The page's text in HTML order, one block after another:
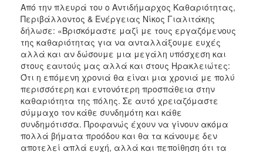
Από την πλευρά του ο Αντιδήμαρχος Καθαριότητας,
Περιβάλλοντος & Ενέργειας Νίκος Γιαλιτάκης
δήλωσε: «Βρισκόμαστε μαζί με τους εργαζόμενους
της καθαριότητας για να ανταλλάξουμε ευχές
αλλά και αν δώσουμε μια μεγάλη υπόσχεση και
στους εαυτούς μας αλλά και στους Ηρακλειώτες:
Ότι η επόμενη χρονιά θα είναι μια χρονιά με πολύ
περισσότερη και εντονότερη προσπάθεια στην
καθαριότητα της πόλης. Σε αυτό χρειαζόμαστε
σύμμαχο τον κάθε συνδημότη και κάθε
συνδημότισσα. Προφανώς έχουν να γίνουν ακόμα
πολλά βήματα προόδου και θα τα κάνουμε δεν
αποτελεί απλά ευχή, αλλά και πεποίθηση ότι τα